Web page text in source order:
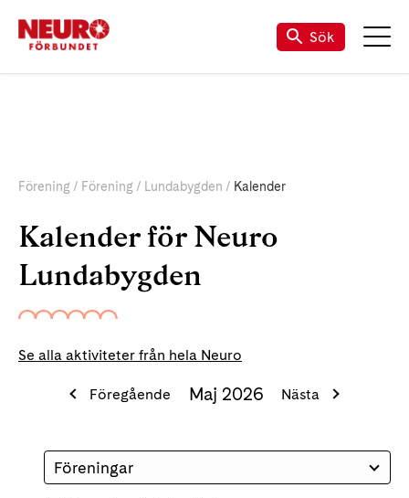
Sök
Förening Förening Lundabygden Kalender
Kalender för Neuro
Lundabygden
Se alla aktiviteter från hela Neuro
Föregående Maj 2026 Nästa
Föreningar